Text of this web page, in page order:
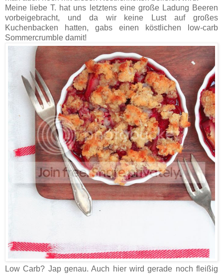
Meine liebe T. hat uns letztens eine große Ladung Beeren
vorbeigebracht, und da wir keine Lust auf großes
Kuchenbacken hatten, gabs einen köstlichen low-carb
Sommercrumble damit!
Low Carb? Jap genau. Auch hier wird gerade noch fleißig